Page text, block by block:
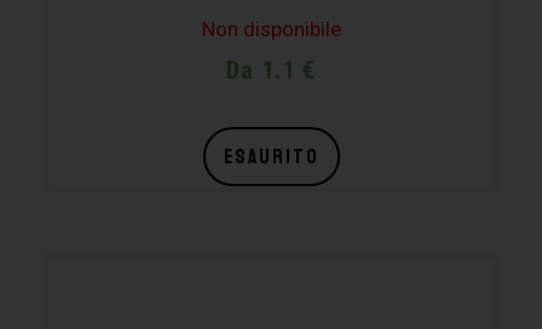
Non disponibile
Da 1.1 €
ESAURITO